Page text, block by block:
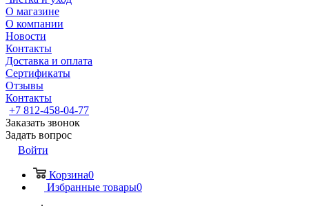
О магазине
О компании
Новости
Контакты
Доставка и оплата
Сертификаты
Отзывы
Контакты
+7 812-458-04-77
Заказать звонок
Задать вопрос
Войти
Корзина0
Избранные товары0